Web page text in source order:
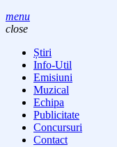
menu
close
Știri
Info-Util
Emisiuni
Muzical
Echipa
Publicitate
Concursuri
Contact